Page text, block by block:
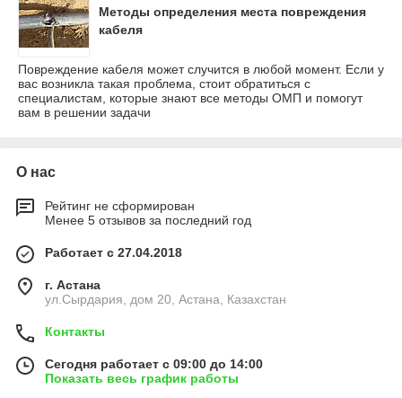
Методы определения места повреждения
кабеля
Повреждение кабеля может случится в любой момент. Если у
вас возникла такая проблема, стоит обратиться с
специалистам, которые знают все методы ОМП и помогут
вам в решении задачи
О нас
Рейтинг не сформирован
Менее 5 отзывов за последний год
Работает с 27.04.2018
г. Астана
ул.Сырдария, дом 20, Астана, Казахстан
Контакты
Сегодня работает с 09:00 до 14:00
Показать весь график работы